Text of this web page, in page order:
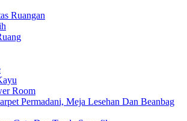
Ruangan
Room
Permadani, Meja Lesehan Dan Beanbag